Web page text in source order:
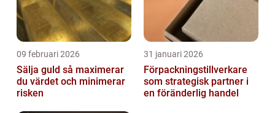
09 februari 2026
Sälja guld så maximerar
du värdet och minimerar
risken
31 januari 2026
Förpackningstillverkare
som strategisk partner i
en föränderlig handel